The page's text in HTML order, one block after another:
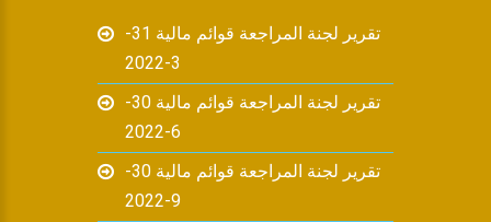
تقرير لجنة المراجعة قوائم مالية 31-
3-2022
تقرير لجنة المراجعة قوائم مالية 30-
6-2022
تقرير لجنة المراجعة قوائم مالية 30-
9-2022